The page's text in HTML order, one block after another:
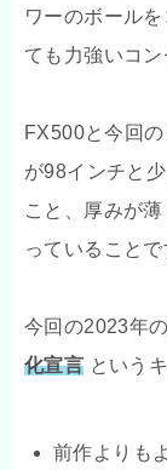
ワーのボール
ても力強いコ
FX500と今回
が98インチと
こと、厚みが
っていることで
今回の2023年
化宣言 という
前作よりも